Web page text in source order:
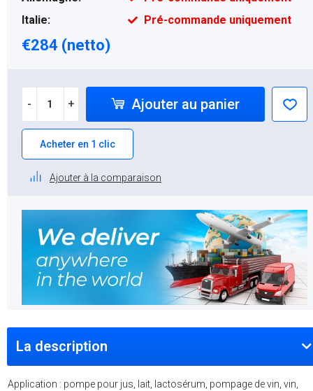
Italie:
Pré-commande uniquement
€284 (netto)
- + Ajouter au panier
Acheter en 1 clic
Ajouter à la comparaison
La description
Application : pompe pour jus, lait, lactosérum, pompage de vin, vin,